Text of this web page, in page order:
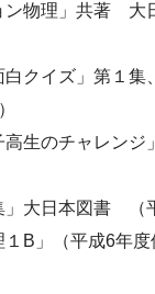
ン物理」共著
白クイズ」第１
高生のチャレンジ
」大日本図書 （
１B」（平成6年